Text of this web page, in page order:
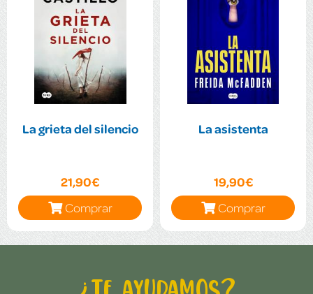
La grieta del silencio
21,90€
Comprar
La asistenta
19,90€
Comprar